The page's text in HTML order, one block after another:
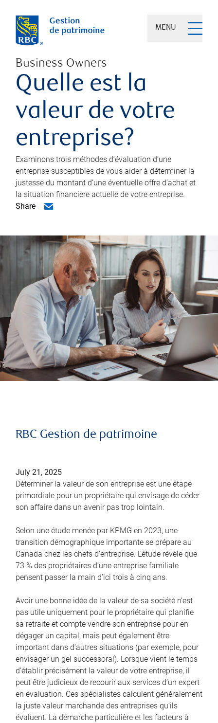
MENU
Business Owners
Quelle est la
valeur de votre
entreprise?
Examinons trois méthodes d’évaluation d’une
entreprise susceptibles de vous aider à déterminer la
justesse du montant d’une éventuelle offre d’achat et
la situation financière actuelle de votre entreprise.
Share
RBC Gestion de patrimoine
July 21, 2025
Déterminer la valeur de son entreprise est une étape
primordiale pour un propriétaire qui envisage de céder
son affaire dans un avenir pas trop lointain.
Selon une étude menée par KPMG en 2023, une
transition démographique importante se prépare au
Canada chez les chefs d’entreprise. L’étude révèle que
73 % des propriétaires d’une entreprise familiale
pensent passer la main d’ici trois à cinq ans.
Avoir une bonne idée de la valeur de sa société n’est
pas utile uniquement pour le propriétaire qui planifie
sa retraite et compte vendre son entreprise pour en
dégager un capital, mais peut également être
important dans d’autres situations (par exemple, pour
envisager un gel successoral). Lorsque vient le temps
d’établir précisément la valeur de votre entreprise, il
peut être judicieux de recourir aux services d’un expert
en évaluation. Ces spécialistes calculent généralement
la juste valeur marchande des entreprises qu’ils
évaluent. La démarche particulière et les facteurs à